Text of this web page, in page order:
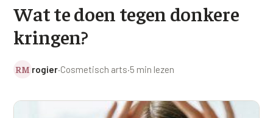
Fronsrimpel
Wenkbrauwen
Kraaienpootjes
Botox / anti-rimpel
Bocouture
Azzalure
Belotero
Profielen
VEROUDERING
Structuur Verlies Profiel
Prijzen
Contact
Wat te doen tegen donkere
kringen?
RM rogier·Cosmetisch arts·5 min lezen